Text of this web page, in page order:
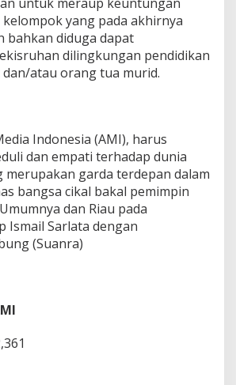
yang pada akhirnya
bahkan diduga dapat
dilingkungan pendidikan
atau orang tua murid.
Indonesia (AMI), harus
dan empati terhadap dunia
merupakan garda terdepan dalam
bangsa cikal bakal pemimpin
dan Riau pada
Ismail Sarlata dengan
(Suanra)